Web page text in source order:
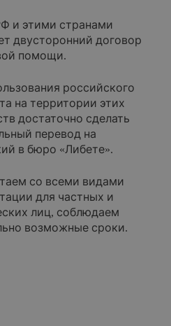
и этими странами
двусторонний договор
помощи.
российского
на территории этих
достаточно сделать
перевод на
в бюро «Либете».
со всеми видами
для частных и
лиц, соблюдаем
возможные сроки.